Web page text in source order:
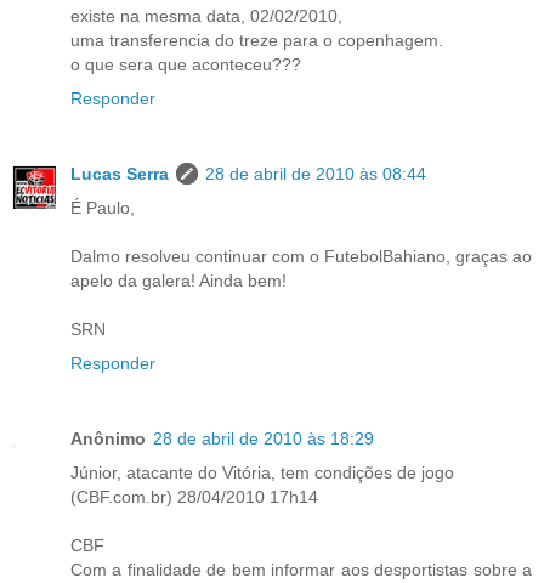
existe na mesma data, 02/02/2010,
uma transferencia do treze para o copenhagem.
o que sera que aconteceu???
Responder
Lucas Serra
28 de abril de 2010 às 08:44
É Paulo,
Dalmo resolveu continuar com o FutebolBahiano, graças ao
apelo da galera! Ainda bem!
SRN
Responder
Anônimo 28 de abril de 2010 às 18:29
Júnior, atacante do Vitória, tem condições de jogo
(CBF.com.br) 28/04/2010 17h14
CBF
Com a finalidade de bem informar aos desportistas sobre a